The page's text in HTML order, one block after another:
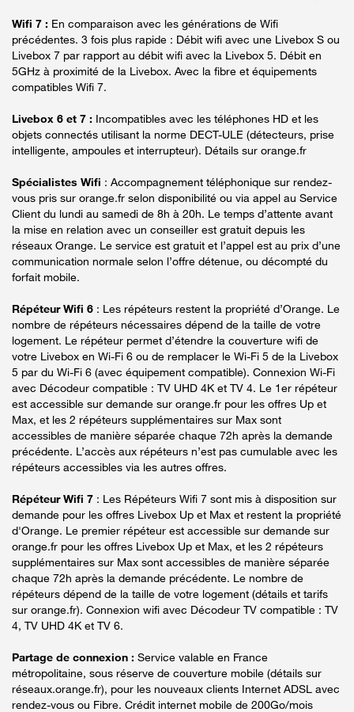
Wifi 7 : En comparaison avec les générations de Wifi
précédentes. 3 fois plus rapide : Débit wifi avec une Livebox S ou
Livebox 7 par rapport au débit wifi avec la Livebox 5. Débit en
5GHz à proximité de la Livebox. Avec la fibre et équipements
compatibles Wifi 7.
Livebox 6 et 7 : Incompatibles avec les téléphones HD et les
objets connectés utilisant la norme DECT-ULE (détecteurs, prise
intelligente, ampoules et interrupteur). Détails sur orange.fr
Spécialistes Wifi : Accompagnement téléphonique sur rendez-
vous pris sur orange.fr selon disponibilité ou via appel au Service
Client du lundi au samedi de 8h à 20h. Le temps d’attente avant
la mise en relation avec un conseiller est gratuit depuis les
réseaux Orange. Le service est gratuit et l’appel est au prix d’une
communication normale selon l’offre détenue, ou décompté du
forfait mobile.
Répéteur Wifi 6 : Les répéteurs restent la propriété d’Orange. Le
nombre de répéteurs nécessaires dépend de la taille de votre
logement. Le répéteur permet d’étendre la couverture wifi de
votre Livebox en Wi-Fi 6 ou de remplacer le Wi-Fi 5 de la Livebox
5 par du Wi-Fi 6 (avec équipement compatible). Connexion Wi-Fi
avec Décodeur compatible : TV UHD 4K et TV 4. Le 1er répéteur
est accessible sur demande sur orange.fr pour les offres Up et
Max, et les 2 répéteurs supplémentaires sur Max sont
accessibles de manière séparée chaque 72h après la demande
précédente. L’accès aux répéteurs n’est pas cumulable avec les
répéteurs accessibles via les autres offres.
Répéteur Wifi 7 : Les Répéteurs Wifi 7 sont mis à disposition sur
demande pour les offres Livebox Up et Max et restent la propriété
d'Orange. Le premier répéteur est accessible sur demande sur
orange.fr pour les offres Livebox Up et Max, et les 2 répéteurs
supplémentaires sur Max sont accessibles de manière séparée
chaque 72h après la demande précédente. Le nombre de
répéteurs dépend de la taille de votre logement (détails et tarifs
sur orange.fr). Connexion wifi avec Décodeur TV compatible : TV
4, TV UHD 4K et TV 6.
Partage de connexion : Service valable en France
métropolitaine, sous réserve de couverture mobile (détails sur
réseaux.orange.fr), pour les nouveaux clients Internet ADSL avec
rendez-vous ou Fibre. Crédit internet mobile de 200Go/mois